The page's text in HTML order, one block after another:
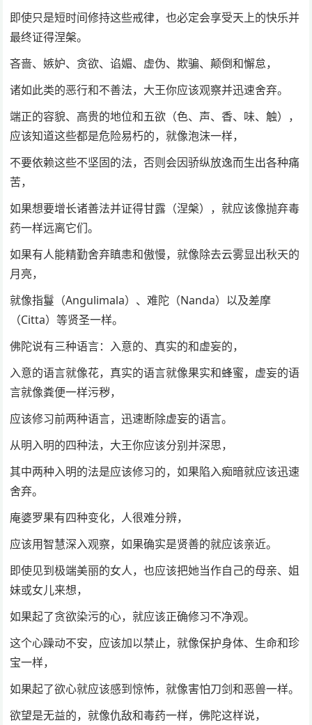
即使只是短时间修持这些戒律，也必定会享受天上的快乐并
最终证得涅槃。
吝啬、嫉妒、贪欲、谄媚、虚伪、欺骗、颠倒和懈怠，
诸如此类的恶行和不善法，大王你应该观察并迅速舍弃。
端正的容貌、高贵的地位和五欲（色、声、香、味、触），
应该知道这些都是危险易朽的，就像泡沫一样，
不要依赖这些不坚固的法，否则会因骄纵放逸而生出各种痛
苦，
如果想要增长诸善法并证得甘露（涅槃），就应该像抛弃毒
药一样远离它们。
如果有人能精勤舍弃瞋恚和傲慢，就像除去云雾显出秋天的
月亮，
就像指鬘（Angulimala）、难陀（Nanda）以及差摩
（Citta）等贤圣一样。
佛陀说有三种语言：入意的、真实的和虚妄的，
入意的语言就像花，真实的语言就像果实和蜂蜜，虚妄的语
言就像粪便一样污秽，
应该修习前两种语言，迅速断除虚妄的语言。
从明入明的四种法，大王你应该分别并深思，
其中两种入明的法是应该修习的，如果陷入痴暗就应该迅速
舍弃。
庵婆罗果有四种变化，人很难分辨，
应该用智慧深入观察，如果确实是贤善的就应该亲近。
即使见到极端美丽的女人，也应该把她当作自己的母亲、姐
妹或女儿来想，
如果起了贪欲染污的心，就应该正确修习不净观。
这个心躁动不安，应该加以禁止，就像保护身体、生命和珍
宝一样，
如果起了欲心就应该感到惊怖，就像害怕刀剑和恶兽一样。
欲望是无益的，就像仇敌和毒药一样，佛陀这样说，